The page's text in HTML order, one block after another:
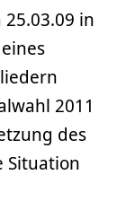
in
2011
des
Situation